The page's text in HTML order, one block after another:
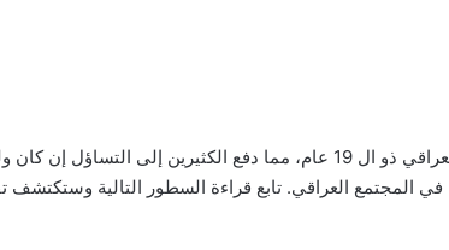
فضيحة عباس الركابي التي تتضمن مشاهد خادشة للحياء ودلالات عن شذوذ الشاب العراقي ذو ال 19 عام، مما دفع الكثيرين إلى
المجتمع العراقي. تابع قراءة السطور التالية وستكتشف